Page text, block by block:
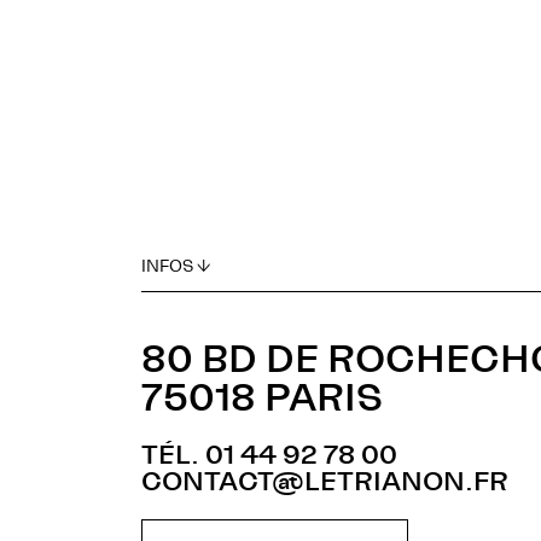
INFOS ↓
80 BD DE
75018 PARIS
TÉL. 01 44 92 78 00
CONTACT@LETRIANON.FR